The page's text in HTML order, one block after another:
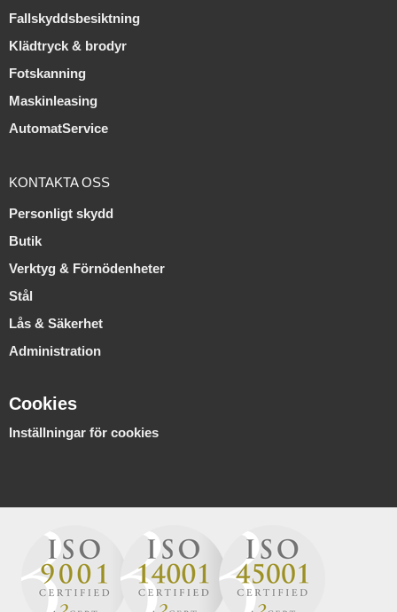
Fallskyddsbesiktning
Klädtryck & brodyr
Fotskanning
Maskinleasing
AutomatService
KONTAKTA OSS
Personligt skydd
Butik
Verktyg & Förnödenheter
Stål
Lås & Säkerhet
Administration
Cookies
Inställningar för cookies